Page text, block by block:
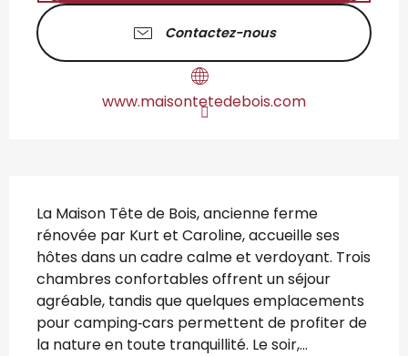
Contactez-nous
www.maisontetedebois.com
La Maison Tête de Bois, ancienne ferme
rénovée par Kurt et Caroline, accueille ses
hôtes dans un cadre calme et verdoyant. Trois
chambres confortables offrent un séjour
agréable, tandis que quelques emplacements
pour camping‑cars permettent de profiter de
la nature en toute tranquillité. Le soir,...